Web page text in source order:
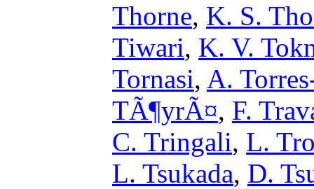
Thorne, K. S.
Tiwari, K. V.
Tornasi, A.
TÃ¶yrÃ¤, F.
C. Tringali, L.
L. Tsukada, D.